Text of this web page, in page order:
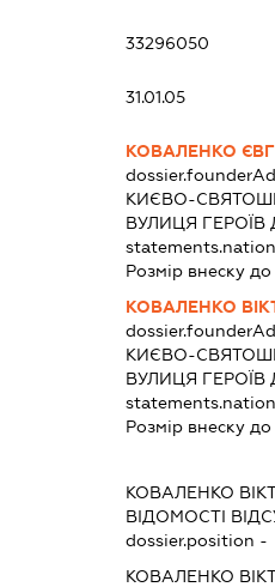
33296050
31.01.05
КОВАЛЕНКО
КИЄВО-
ВУЛИЦЯ ГЕРОЇВ
Розмір внеску
КОВАЛЕНКО
КИЄВО-
ВУЛИЦЯ ГЕРОЇВ
Розмір внеску
КОВАЛЕНКО
ВІДОМОСТІ
dossier.position -
КОВАЛЕНКО